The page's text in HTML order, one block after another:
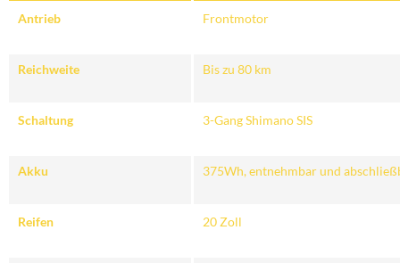
Antrieb Frontmotor
Reichweite Bis zu 80 km
Schaltung 3-Gang Shimano SIS
Akku 375Wh, entnehmbar und
Reifen 20 Zoll